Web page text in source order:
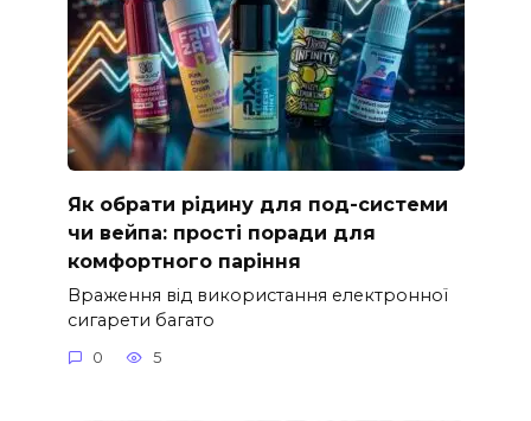
Як обрати рідину для под-системи
чи вейпа: прості поради для
комфортного паріння
Враження від використання електронної
сигарети багато
0 5